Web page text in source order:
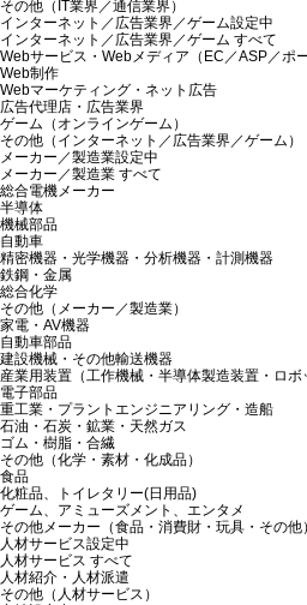
その他（IT業界／通信業界）
インターネット／広告業界／ゲーム設定中
インターネット／広告業界／ゲーム すべて
Webサービス・Webメディア（EC／ASP／ポ
Web制作
Webマーケティング・ネット広告
広告代理店・広告業界
ゲーム（オンラインゲーム）
その他（インターネット／広告業界／ゲーム）
メーカー／製造業設定中
メーカー／製造業 すべて
総合電機メーカー
半導体
機械部品
自動車
精密機器・光学機器・分析機器・計測機器
鉄鋼・金属
総合化学
その他（メーカー／製造業）
家電・AV機器
自動車部品
建設機械・その他輸送機器
産業用装置（工作機械・半導体製造装置・ロボ
電子部品
重工業・プラントエンジニアリング・造船
石油・石炭・鉱業・天然ガス
ゴム・樹脂・合繊
その他（化学・素材・化成品）
食品
化粧品、トイレタリー(日用品)
ゲーム、アミューズメント、エンタメ
その他メーカー（食品・消費財・玩具・その他）
人材サービス設定中
人材サービス すべて
人材紹介・人材派遣
その他（人材サービス）